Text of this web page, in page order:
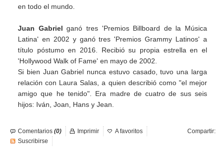
en todo el mundo.
Juan Gabriel ganó tres 'Premios Billboard de la Música
Latina' en 2002 y ganó tres 'Premios Grammy Latinos' a
título póstumo en 2016. Recibió su propia estrella en el
'Hollywood Walk of Fame' en mayo de 2002.
Si bien Juan Gabriel nunca estuvo casado, tuvo una larga
relación con Laura Salas, a quien describió como "el mejor
amigo que he tenido". Era madre de cuatro de sus seis
hijos: Iván, Joan, Hans y Jean.
Comentarios (0) Compartir:
Imprimir
A favoritos
Suscribirse